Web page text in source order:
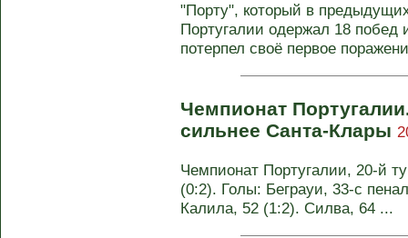
"Порту", который в
Португалии одержал 18 побед
потерпел своё первое
Чемпионат
сильнее Санта-Клары
Чемпионат Португалии, 20-й
(0:2). Голы: Беграуи, 33-с
Калила, 52 (1:2). Силва, 64 ...